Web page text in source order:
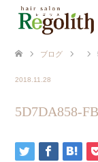
ブログ
2018.11.28
5D7DA858-